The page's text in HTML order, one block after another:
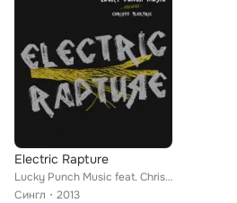
Electric Rapture
Lucky Punch Music feat. Christo 3lektric
Сингл
2013